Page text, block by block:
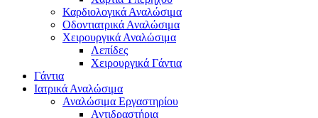
Καρδιολογικά Αναλώσιμα
Οδοντιατρικά Αναλώσιμα
Χειρουργικά Αναλώσιμα
Λεπίδες
Χειρουργικά Γάντια
Γάντια
Ιατρικά Αναλώσιμα
Αναλώσιμα Εργαστηρίου
Αντιδραστήρια